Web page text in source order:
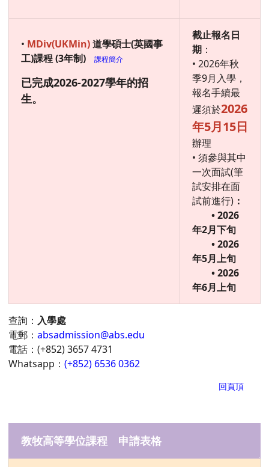
• MDiv(UKMin)道學碩士(英國事
工)課程 (3年制)
課程簡介
已完成2026-2027學年的招
生。
截止報名日
期 ：
• 2026年秋
季9月入學，
報名手續最
遲須於2026
年5月15日
辦理
• 須參與其中
一次面試(筆
試安排在面
試前進行) ：
• 2026
年2月下旬
• 2026
年5月上旬
• 2026
年6月上旬
查詢： 入學處
電郵： absadmission@abs.edu
電話：(+852) 3657 4731
Whatsapp： (+852) 6536 0362
回頁頂
教牧高等學位課程 申請表格